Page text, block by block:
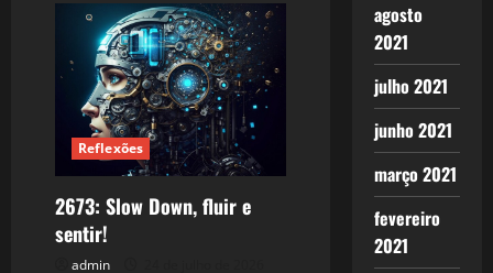
Reflexões
2673: Slow Down, fluir e
sentir!
admin
agosto
2021
julho 2021
junho 2021
março 2021
fevereiro
2021